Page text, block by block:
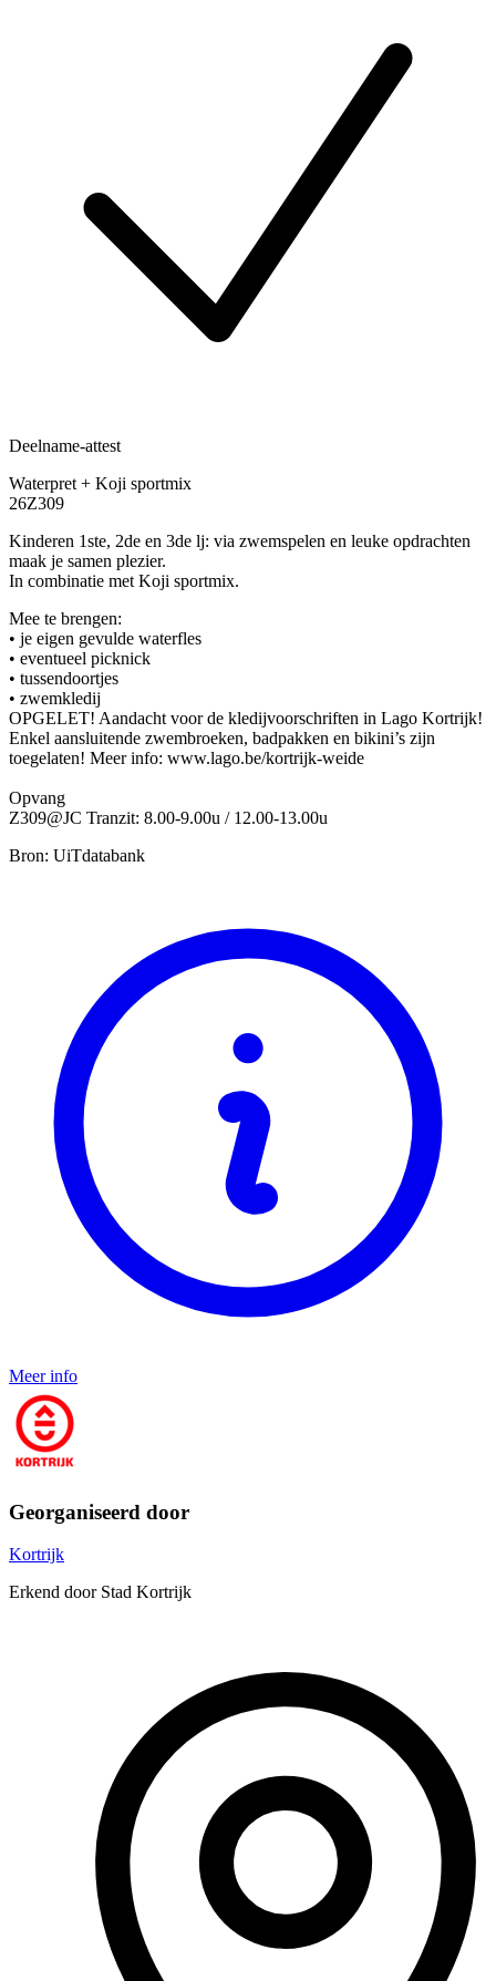
Deelname-attest
Waterpret + Koji sportmix
26Z309
Kinderen 1ste, 2de en 3de lj: via zwemspelen en leuke opdrachten
maak je samen plezier.
In combinatie met Koji sportmix.
Mee te brengen:
• je eigen gevulde waterfles
• eventueel picknick
• tussendoortjes
• zwemkledij
OPGELET! Aandacht voor de kledijvoorschriften in Lago Kortrijk!
Enkel aansluitende zwembroeken, badpakken en bikini’s zijn
toegelaten! Meer info: www.lago.be/kortrijk-weide
Opvang
Z309@JC Tranzit: 8.00-9.00u / 12.00-13.00u
Bron: UiTdatabank
Meer info
Georganiseerd door
Kortrijk
Erkend door Stad Kortrijk